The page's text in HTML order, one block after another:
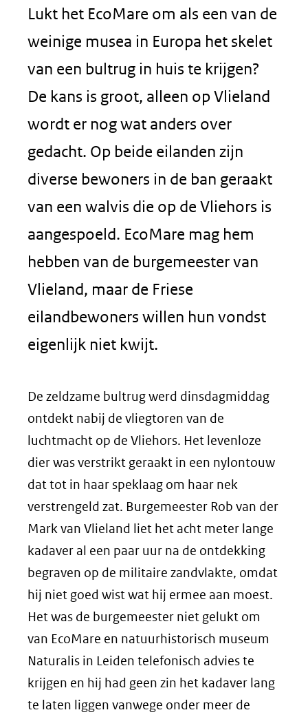
Lukt het EcoMare om als een van de
weinige musea in Europa het skelet
van een bultrug in huis te krijgen?
De kans is groot, alleen op Vlieland
wordt er nog wat anders over
gedacht. Op beide eilanden zijn
diverse bewoners in de ban geraakt
van een walvis die op de Vliehors is
aangespoeld. EcoMare mag hem
hebben van de burgemeester van
Vlieland, maar de Friese
eilandbewoners willen hun vondst
eigenlijk niet kwijt.
De zeldzame bultrug werd dinsdagmiddag
ontdekt nabij de vliegtoren van de
luchtmacht op de Vliehors. Het levenloze
dier was verstrikt geraakt in een nylontouw
dat tot in haar speklaag om haar nek
verstrengeld zat. Burgemeester Rob van der
Mark van Vlieland liet het acht meter lange
kadaver al een paar uur na de ontdekking
begraven op de militaire zandvlakte, omdat
hij niet goed wist wat hij ermee aan moest.
Het was de burgemeester niet gelukt om
van EcoMare en natuurhistorisch museum
Naturalis in Leiden telefonisch advies te
krijgen en hij had geen zin het kadaver lang
te laten liggen vanwege onder meer de